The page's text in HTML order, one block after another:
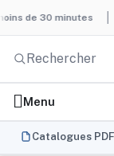
30 minutes
Menu
Catalogues PDF